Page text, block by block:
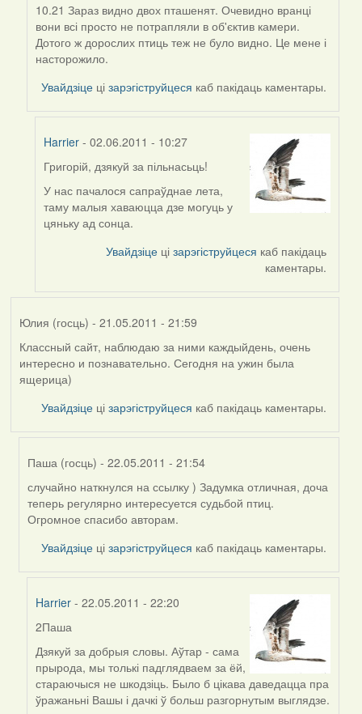
In
reply
to
by
Григорій
(госць)
10.21 Зараз видно двох пташенят. Очевидно вранці
вони всі просто не потрапляли в об'єктив камери.
Дотого ж дорослих птиць теж не було видно. Це мене і
насторожило.
Увайдзіце цізарэгіструйцеся каб пакідаць каментары.
Harrier- 02.06.2011 - 10:27
In
reply
to
by
Григорій, дзякуй за пільнасьць!
У нас пачалося сапраўднае лета,
таму малыя хаваюцца дзе могуць у
цяньку ад сонца.
Увайдзіце цізарэгіструйцеся каб пакідаць
каментары.
Юлия (госць) - 21.05.2011 - 21:59
Классный сайт, наблюдаю за ними каждыйдень, очень
интересно и познавательно. Сегодня на ужин была
ящерица)
Увайдзіце цізарэгіструйцеся каб пакідаць каментары.
Паша (госць) - 22.05.2011 - 21:54
In
reply
to
(госць)
случайно наткнулся на ссылку ) Задумка отличная, доча
теперь регулярно интересуется судьбой птиц.
Огромное спасибо авторам.
Увайдзіце цізарэгіструйцеся каб пакідаць каментары.
Harrier - 22.05.2011 - 22:20
In
reply
to
by
Паша
2Паша
Дзякуй за добрыя словы. Аўтар - сама
прырода, мы толькі падглядваем за ёй,
стараючыся не шкодзіць. Было б цікава даведацца пра
ўражаньні Вашы і дачкі ў больш разгорнутым выглядзе.